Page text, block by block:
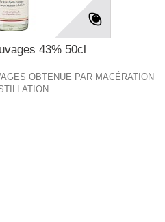
43% 50cl
OBTENUE PAR MACÉRATION